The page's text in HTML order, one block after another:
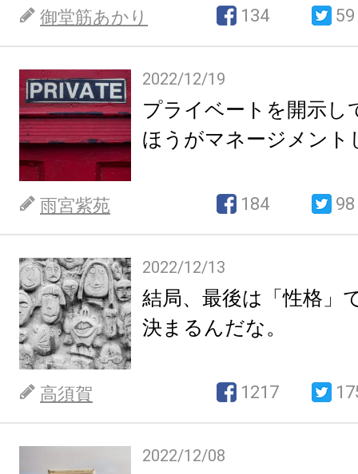
御堂筋あかり 134 59
2022/12/19
プライベートを開示し
ほうがマネージメント
雨宮紫苑 184 98
2022/12/13
結局、最後は「性格」
決まるんだな。
高須賀 1217
2022/12/08